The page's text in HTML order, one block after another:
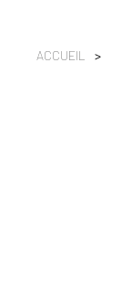
ACCUEIL >